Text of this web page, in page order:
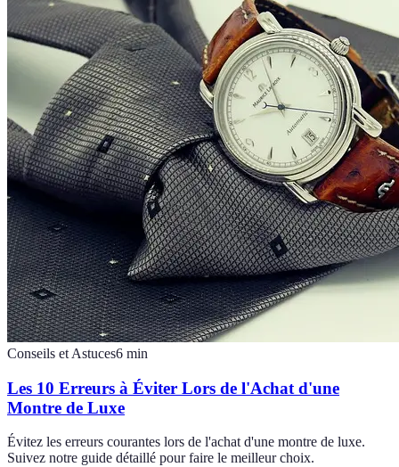
Conseils et Astuces6 min
Les 10 Erreurs à Éviter Lors de l'Achat d'une
Montre de Luxe
Évitez les erreurs courantes lors de l'achat d'une montre de luxe.
Suivez notre guide détaillé pour faire le meilleur choix.